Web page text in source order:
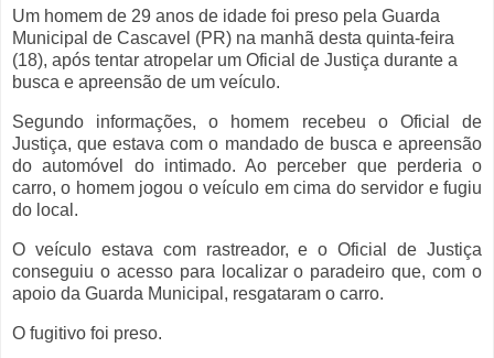
Um homem de 29 anos de idade foi preso pela Guarda
Municipal de Cascavel (PR) na manhã desta quinta-feira
(18), após tentar atropelar um Oficial de Justiça durante a
busca e apreensão de um veículo.
Segundo informações, o homem recebeu o Oficial de
Justiça, que estava com o mandado de busca e apreensão
do automóvel do intimado. Ao perceber que perderia o
carro, o homem jogou o veículo em cima do servidor e fugiu
do local.
O veículo estava com rastreador, e o Oficial de Justiça
conseguiu o acesso para localizar o paradeiro que, com o
apoio da Guarda Municipal, resgataram o carro.
O fugitivo foi preso.